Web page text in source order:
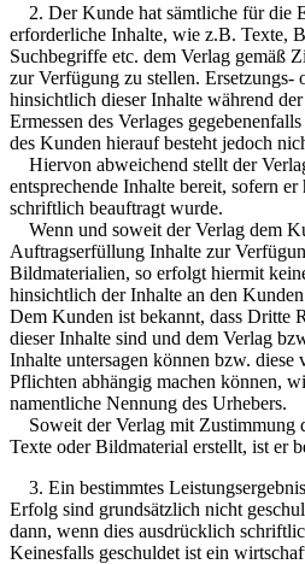
2. Der Kunde hat sämtliche für die
erforderliche Inhalte, wie z.B. Texte,
Suchbegriffe etc. dem Verlag gemäß
zur Verfügung zu stellen. Ersetzungs-
hinsichtlich dieser Inhalte während
Ermessen des Verlages
des Kunden hierauf besteht jedoch
Hiervon abweichend stellt der
entsprechende Inhalte bereit, sofern
schriftlich beauftragt wurde.
Wenn und soweit der Verlag dem
Auftragserfüllung Inhalte zur
Bildmaterialien, so erfolgt hiermit
hinsichtlich der Inhalte an den
Dem Kunden ist bekannt, dass Dritte
dieser Inhalte sind und dem Verlag
Inhalte untersagen können bzw.
Pflichten abhängig machen können,
namentliche Nennung des Urhebers.
Soweit der Verlag mit Zustimmung
Texte oder Bildmaterial erstellt, ist er
3. Ein bestimmtes
Erfolg sind grundsätzlich nicht
dann, wenn dies ausdrücklich
Keinesfalls geschuldet ist ein